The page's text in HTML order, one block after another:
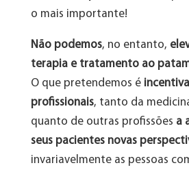
o mais importante!
Não podemos, no entanto,
terapia e tratamento ao
O que pretendemos é
profissionais, tanto da
quanto de outras profissões a
seus pacientes novas
invariavelmente as pessoas